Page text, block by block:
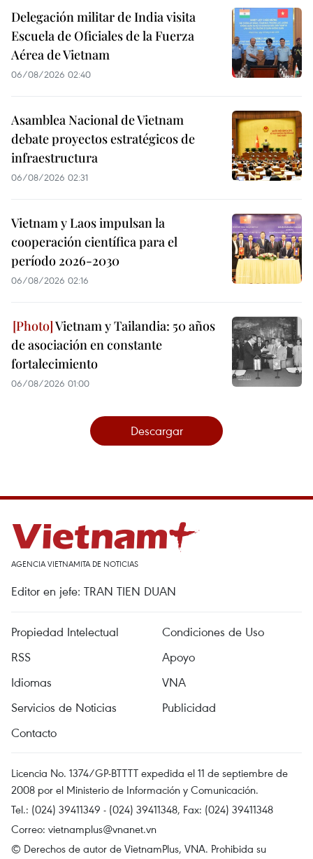
Delegación militar de India visita
Escuela de Oficiales de la Fuerza
Aérea de Vietnam
06/08/2026 02:40
Asamblea Nacional de Vietnam
debate proyectos estratégicos de
infraestructura
06/08/2026 02:31
Vietnam y Laos impulsan la
cooperación científica para el
período 2026-2030
06/08/2026 02:16
Vietnam y Tailandia: 50 años
de asociación en constante
fortalecimiento
06/08/2026 01:00
Descargar
AGENCIA VIETNAMITA DE NOTICIAS
Editor en jefe: TRAN TIEN DUAN
Propiedad Intelectual
Condiciones de Uso
RSS
Apoyo
Idiomas
VNA
Servicios de Noticias
Publicidad
Contacto
Licencia No. 1374/GP-BTTTT expedida el 11 de septiembre de
2008 por el Ministerio de Información y Comunicación.
Tel.: (024) 39411349 - (024) 39411348, Fax: (024) 39411348
Correo: vietnamplus@vnanet.vn
© Derechos de autor de VietnamPlus, VNA. Prohibida su